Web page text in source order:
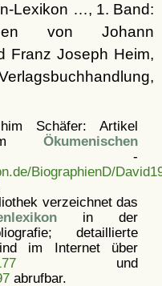
Lexikon …, 1. Band:
von Johann
Franz Joseph Heim,
Schäfer: Artikel
Ökumenischen
BiographienD/
verzeichnet das
in der
detaillierte
im Internet über
und
abrufbar.